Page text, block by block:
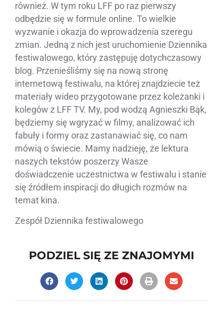
również. W tym roku LFF po raz pierwszy
odbędzie się w formule online. To wielkie
wyzwanie i okazja do wprowadzenia szeregu
zmian. Jedną z nich jest uruchomienie Dziennika
festiwalowego, który zastępuję dotychczasowy
blog. Przenieśliśmy się na nową stronę
internetową festiwalu, na której znajdziecie też
materiały wideo przygotowane przez koleżanki i
kolegów z LFF TV. My, pod wodzą Agnieszki Bąk,
będziemy się wgryzać w filmy, analizować ich
fabuły i formy oraz zastanawiać się, co nam
mówią o świecie. Mamy nadzieję, że lektura
naszych tekstów poszerzy Wasze
doświadczenie uczestnictwa w festiwalu i stanie
się źródłem inspiracji do długich rozmów na
temat kina.
Zespół Dziennika festiwalowego
PODZIEL SIĘ ZE ZNAJOMYMI